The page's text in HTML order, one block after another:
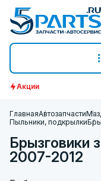
Акции
ГлавнаяАвтозапчасти
Пыльники, подкрылки
Брызговики
2007-2012